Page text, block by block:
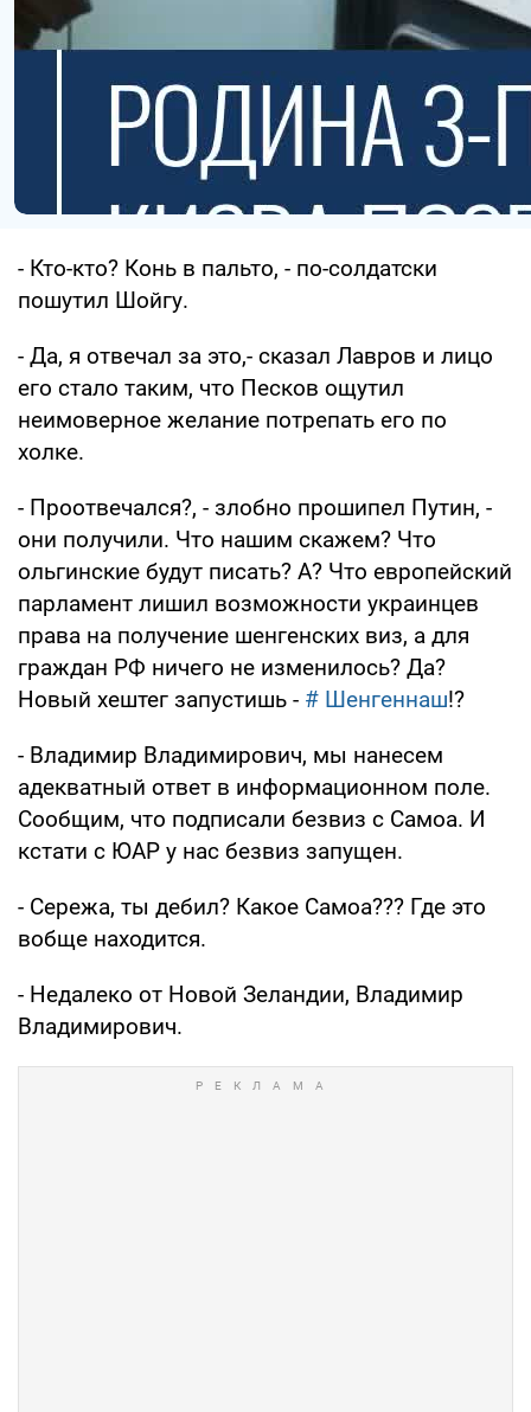
- Кто-кто? Конь в пальто, - по-солдатски
пошутил Шойгу.
- Да, я отвечал за это,- сказал Лавров и лицо
его стало таким, что Песков ощутил
неимоверное желание потрепать его по
холке.
- Проотвечался?, - злобно прошипел Путин, -
они получили. Что нашим скажем? Что
ольгинские будут писать? А? Что европейский
парламент лишил возможности украинцев
права на получение шенгенских виз, а для
граждан РФ ничего не изменилось? Да?
Новый хештег запустишь - # Шенгеннаш!?
- Владимир Владимирович, мы нанесем
адекватный ответ в информационном поле.
Сообщим, что подписали безвиз с Самоа. И
кстати с ЮАР у нас безвиз запущен.
- Сережа, ты дебил? Какое Самоа??? Где это
вобще находится.
- Недалеко от Новой Зеландии, Владимир
Владимирович.